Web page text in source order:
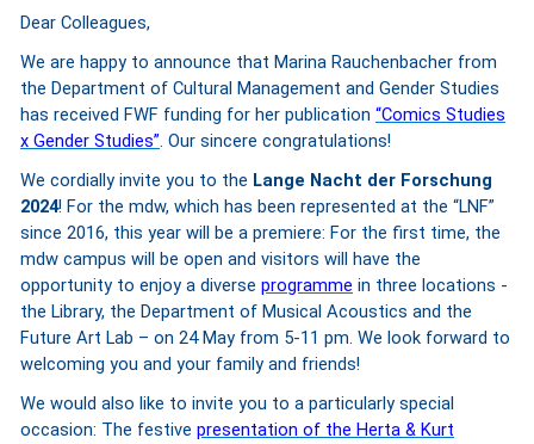
Dear Colleagues,
We are happy to announce that Marina Rauchenbacher from
the Department of Cultural Management and Gender Studies
has received FWF funding for her publication “Comics Studies
x Gender Studies”. Our sincere congratulations!
We cordially invite you to the Lange Nacht der Forschung
2024! For the mdw, which has been represented at the “LNF”
since 2016, this year will be a premiere: For the first time, the
mdw campus will be open and visitors will have the
opportunity to enjoy a diverse programme in three locations -
the Library, the Department of Musical Acoustics and the
Future Art Lab – on 24 May from 5-11 pm. We look forward to
welcoming you and your family and friends!
We would also like to invite you to a particularly special
occasion: The festive presentation of the Herta & Kurt